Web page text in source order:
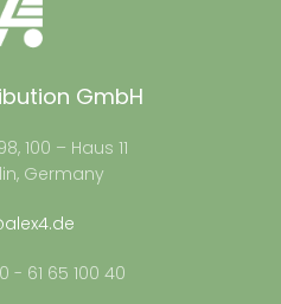
GmbH
100 – Haus 11
Germany
- 61 65 100 40